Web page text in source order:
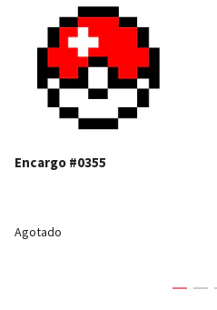
Encargo #0355
Agotado